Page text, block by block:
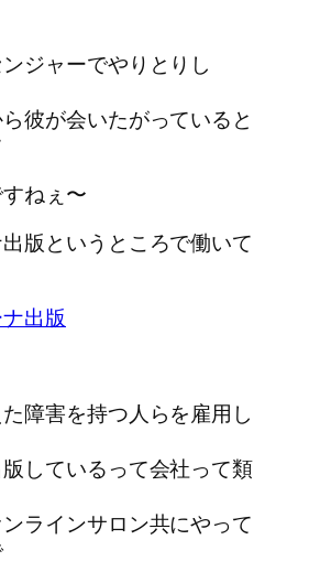
ジャーでやりとりし
彼が会いたがっていると
ねぇ〜
版というところで働いて
出版
障害を持つ人らを雇用し
しているって会社って類
ラインサロン共にやって